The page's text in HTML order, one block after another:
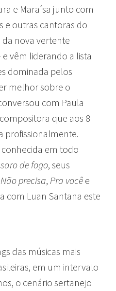
e Maraísa junto com
e outras cantoras do
nova vertente
vêm liderando a lista
dominada pelos
melhor sobre o
com Paula
que aos 8
profissionalmente.
em todo
de fogo, seus
Não precisa, Pra você e
com Luan Santana este
das músicas mais
em um intervalo
o cenário sertanejo